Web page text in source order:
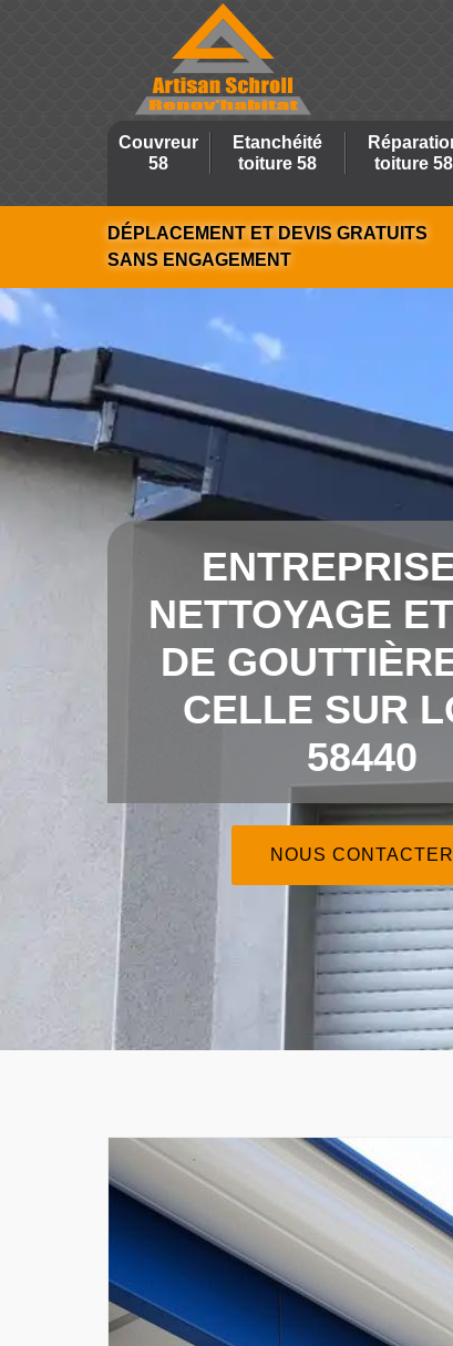
Couvreur
58
Etanchéité
toiture 58
toiture 58
DÉPLACEMENT ET DEVIS GRATUITS
SANS ENGAGEMENT
NETTOYAGE
DE
CELLE SUR
58440
NOUS CONTACTER